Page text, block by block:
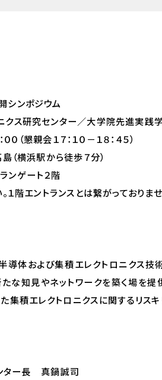
シンポジウム
ス研究センター／大学院先進実践
（懇親会１７：１０－１８：４５）
島 （横浜駅から徒歩７分）
ゲート２階
エントランスとは繋がっておりませ
体および集積エレクトロニクス技
知見やネットワークを築く場を提供
積エレクトロニクスに関するリスキ
ンター長 真鍋誠司